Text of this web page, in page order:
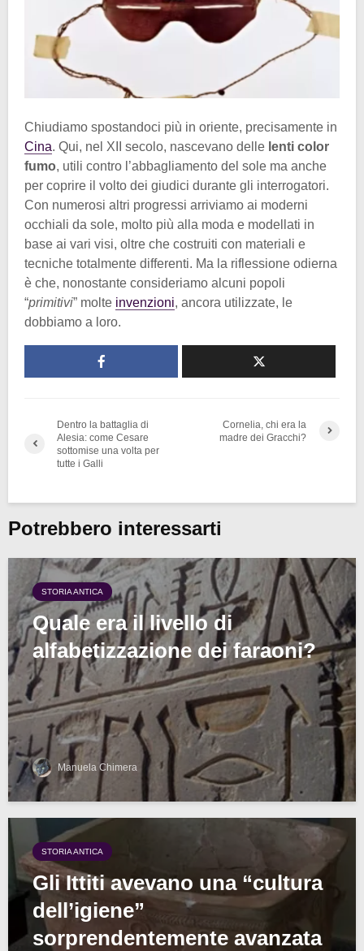
Chiudiamo spostandoci più in oriente, precisamente in
Cina. Qui, nel XII secolo, nascevano delle lenti color
fumo, utili contro l’abbagliamento del sole ma anche
per coprire il volto dei giudici durante gli interrogatori.
Con numerosi altri progressi arriviamo ai moderni
occhiali da sole, molto più alla moda e modellati in
base ai vari visi, oltre che costruiti con materiali e
tecniche totalmente differenti. Ma la riflessione odierna
è che, nonostante consideriamo alcuni popoli
“primitivi” molte invenzioni, ancora utilizzate, le
dobbiamo a loro.
Dentro la battaglia di
Alesia: come Cesare
sottomise una volta per
tutte i Galli
Cornelia, chi era la
madre dei Gracchi?
Potrebbero interessarti
STORIA ANTICA
Quale era il livello di
alfabetizzazione dei faraoni?
Manuela Chimera
STORIA ANTICA
Gli Ittiti avevano una “cultura
dell’igiene”
sorprendentemente avanzata